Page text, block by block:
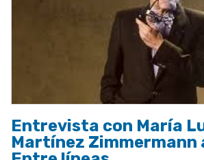
Entrevista con María
Martínez Zimmermann